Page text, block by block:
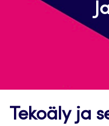
Tekoäly ja